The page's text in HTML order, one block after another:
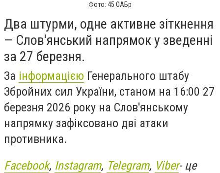
Фото: 45 ОАБр
Два штурми, одне активне зіткнення
— Слов'янський напрямок у зведенні
за 27 березня.
За інформацією Генерального штабу
Збройних сил України, станом на 16:00 27
березня 2026 року на Слов'янському
напрямку зафіксовано дві атаки
противника.
Facebook, Instagram, Telegram, Viber- це